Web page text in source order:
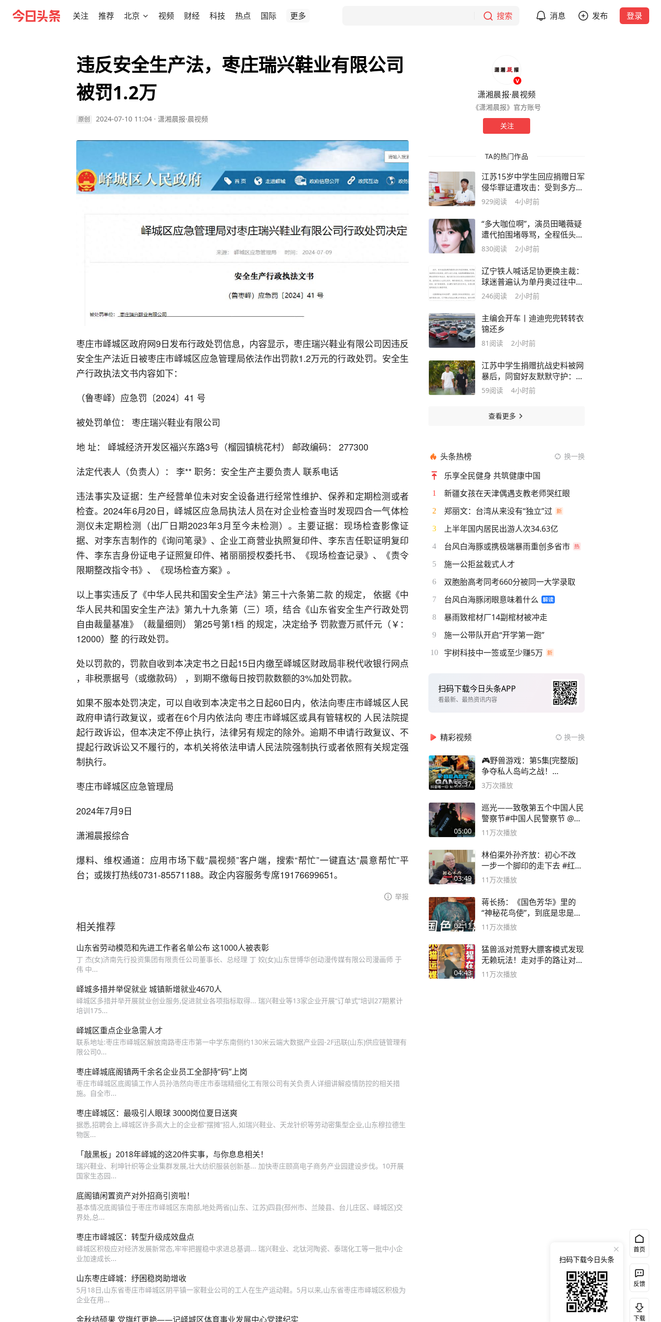
关注 推荐 北京 视频 财经 科技 热点 国际 更多 搜索 消息 发布 登录
违反安全生产法，枣庄瑞兴鞋业有限公司
被罚1.2万
原创 2024-07-10 11:04 · 潇湘晨报·晨视频
枣庄市峄城区政府网9日发布行政处罚信息，内容显示，枣庄瑞兴鞋业有限公司因违反
安全生产法近日被枣庄市峄城区应急管理局依法作出罚款1.2万元的行政处罚。安全生
产行政执法文书内容如下：
（鲁枣峄）应急罚〔2024〕41 号
被处罚单位： 枣庄瑞兴鞋业有限公司
地 址： 峄城经济开发区福兴东路3号（榴园镇桃花村） 邮政编码： 277300
法定代表人（负责人）： 李** 职务：安全生产主要负责人 联系电话
违法事实及证据：生产经营单位未对安全设备进行经常性维护、保养和定期检测或者
检查。2024年6月20日，峄城区应急局执法人员在对企业检查当时发现四合一气体检
测仪未定期检测（出厂日期2023年3月至今未检测）。主要证据：现场检查影像证
据、对李东吉制作的《询问笔录》、企业工商营业执照复印件、李东吉任职证明复印
件、李东吉身份证电子证照复印件、褚丽丽授权委托书、《现场检查记录》、《责令
限期整改指令书》、《现场检查方案》。
以上事实违反了《中华人民共和国安全生产法》第三十六条第二款 的规定， 依据《中
华人民共和国安全生产法》第九十九条第（三）项，结合《山东省安全生产行政处罚
自由裁量基准》（裁量细则） 第25号第1档 的规定，决定给予 罚款壹万贰仟元（￥：
12000）整 的行政处罚。
处以罚款的，罚款自收到本决定书之日起15日内缴至峄城区财政局非税代收银行网点
，非税票据号（或缴款码） ，到期不缴每日按罚款数额的3%加处罚款。
如果不服本处罚决定，可以自收到本决定书之日起60日内，依法向枣庄市峄城区人民
政府申请行政复议，或者在6个月内依法向 枣庄市峄城区或具有管辖权的 人民法院提
起行政诉讼，但本决定不停止执行，法律另有规定的除外。逾期不申请行政复议、不
提起行政诉讼又不履行的，本机关将依法申请人民法院强制执行或者依照有关规定强
制执行。
枣庄市峄城区应急管理局
2024年7月9日
潇湘晨报综合
爆料、维权通道：应用市场下载“晨视频”客户端，搜索“帮忙”一键直达“晨意帮忙”平
台；或拨打热线0731-85571188。政企内容服务专席19176699651。
举报
相关推荐
山东省劳动模范和先进工作者名单公布 这1000人被表彰
丁 杰(女)济南先行投资集团有限责任公司董事长、总经理 丁 姣(女)山东世博华创动漫传媒有限公司漫画师 于
伟 中...
峄城多措并举促就业 城镇新增就业4670人
峄城区多措并举开展就业创业服务,促进就业各项指标取得... 瑞兴鞋业等13家企业开展“订单式”培训27期累计
培训175...
峄城区重点企业急需人才
联系地址:枣庄市峄城区解放南路枣庄市第一中学东南侧约130米云端大数据产业园-2F迅联(山东)供应链管理有
限公司0...
枣庄峄城底阁镇两千余名企业员工全部持“码”上岗
枣庄市峄城区底阁镇工作人员孙浩然向枣庄市泰瑞精细化工有限公司有关负责人详细讲解疫情防控的相关措
施。自全市...
枣庄峄城区：最吸引人眼球 3000岗位夏日送爽
据悉,招聘会上,峄城区许多高大上的企业都“摆摊”招人,如瑞兴鞋业、天龙针织等劳动密集型企业,山东穆拉德生
物医...
「敲黑板」2018年峄城的这20件实事，与你息息相关！
瑞兴鞋业、利坤针织等企业集群发展,壮大纺织服装创新基... 加快枣庄颐高电子商务产业园建设步伐。10开展
国家生态园...
底阁镇闲置资产对外招商引资啦！
基本情况底阁镇位于枣庄市峄城区东南部,地处两省(山东、江苏)四县(邳州市、兰陵县、台儿庄区、峄城区)交
界处,总...
枣庄市峄城区：转型升级成效盘点
峄城区积极应对经济发展新常态,牢牢把握稳中求进总基调... 瑞兴鞋业、北钛河陶瓷、泰瑞化工等一批中小企
业加速成长...
山东枣庄峄城：纾困稳岗助增收
5月18日,山东省枣庄市峄城区阴平镇一家鞋业公司的工人在生产运动鞋。5月以来,山东省枣庄市峄城区积极为
企业在用...
金秋结硕果 党旗红更艳——记峄城区体育事业发展中心党建纪实
潇湘晨报·晨视频
《潇湘晨报》官方账号
关注
TA的热门作品
江苏15岁中学生回应捐赠日军
侵华罪证遭攻击：受到多方保
护，警方针对网暴两次立案
929阅读 4小时前
“多大咖位啊”，演员田曦薇疑
遭代拍围堵辱骂，全程低头沉
默未做回怼，工作室暂未回
容忍的合理界限
830阅读 2小时前
辽宁铁人喊话足协更换主裁：
球迷普遍认为单丹奥过往中超
执裁多次出现争议判罚，且东
被内部处理
246阅读 2小时前
主编会开车丨迪迪兜兜转转衣
锦还乡
81 阅读 2小时前
江苏中学生捐赠抗战史料被网
暴后，同窗好友默默守护：为
好友而骄傲，帮他把谣言压下
59阅读 4小时前
查看更多
头条热榜 换一换
乐享全民健身 共筑健康中国
1 新疆女孩在天津偶遇支教老师哭红眼
2 郑丽文：台湾从来没有“独立”过
3 上半年国内居民出游人次34.63亿
4 台风白海豚或携极端暴雨重创多省市
5 施一公拒盆栽式人才
6 双胞胎高考同考660分被同一大学录取
7 台风白海豚闭眼意味着什么
8 暴雨致棺材厂14副棺材被冲走
9 施一公带队开启“开学第一跑”
10 宇树科技中一签或至少赚5万
扫码下载今日头条APP
看最新、最热资讯内容
精彩视频 换一换
55:37
🎮野兽游戏：第5集[完整版]
争夺私人岛屿之战！
#MrBeastChina
3万次播放
05:00
巡光——致敬第五个中国人民
警察节#中国人民警察节 @抖
音小助手
11万次播放
03:49
林伯渠外孙齐放：初心不改
一步一个脚印的走下去 #红船
论坛
11万次播放
02:11
蒋长扬：《国色芳华》里的
“神秘花鸟使”，到底是忠是
奸？
11万次播放
04:43
猛兽派对荒野大膘客模式发现
无赖玩法！走对手的路让对手
无路可走
11万次播放
首页
反馈
下载
扫码下载今日头条